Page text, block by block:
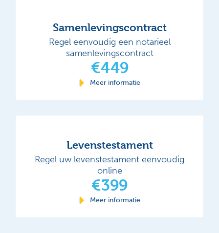
Samenlevingscontract
Regel eenvoudig een notarieel
samenlevingscontract
€449
Meer informatie
Levenstestament
Regel uw levenstestament eenvoudig
online
€399
Meer informatie